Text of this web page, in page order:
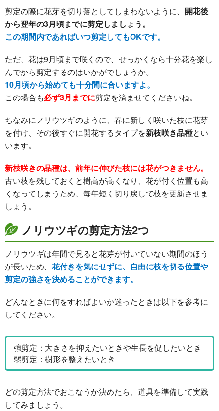
剪定の際に花芽を切り落としてしまわないように、 開花後
から翌年の3月頃までに剪定しましょう。
この期間内であればいつ剪定してもOKです。
ただ、花は9月頃まで咲くので、せっかくなら十分花を楽し
んでから剪定するのはいかがでしょうか。
10月頃から始めても十分間に合いますよ。
この場合も必ず3月までに剪定を済ませてくださいね。
ちなみにノリウツギのように、春に新しく咲いた枝に花芽
を付け、その後すぐに開花するタイプを新枝咲き品種とい
います。
新枝咲きの品種は、前年に伸びた枝には花がつきません。
古い枝を残しておくと樹高が高くなり、花が付く位置も高
くなってしまうため、毎年短く切り戻して枝を更新させま
しょう。
ノリウツギの剪定方法2つ
ノリウツギは年間で見ると花芽が付いていない期間のほう
が長いため、 花付きを気にせずに、自由に枝を切る位置や
剪定の強さを決めることができます。
どんなときに何をすればよいか迷ったときは以下を参考に
してください。
強剪定：大きさを抑えたいときや生長を促したいとき
弱剪定：樹形を整えたいとき
どの剪定方法でおこなうか決めたら、道具を準備して実践
してみましょう。